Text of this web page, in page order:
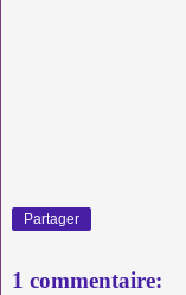
Partager
1 commentaire: